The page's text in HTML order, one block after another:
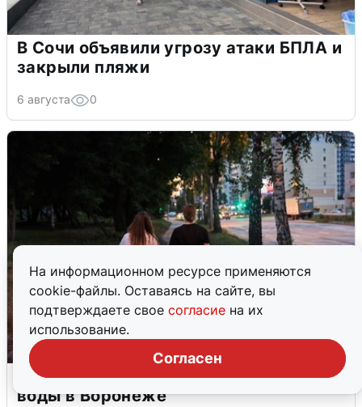
На информационном ресурсе применяются
cookie-файлы. Оставаясь на сайте, вы
подтверждаете свое согласие на их
использование.
Согласен
В Сочи объявили угрозу атаки БПЛА и
закрыли пляжи
6 августа 0
Опубликована карта отключений
воды в Воронеже